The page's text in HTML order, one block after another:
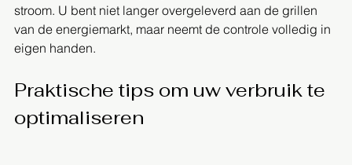
stroom. U bent niet langer overgeleverd aan de grillen
van de energiemarkt, maar neemt de controle volledig in
eigen handen.
Praktische tips om uw verbruik te
optimaliseren